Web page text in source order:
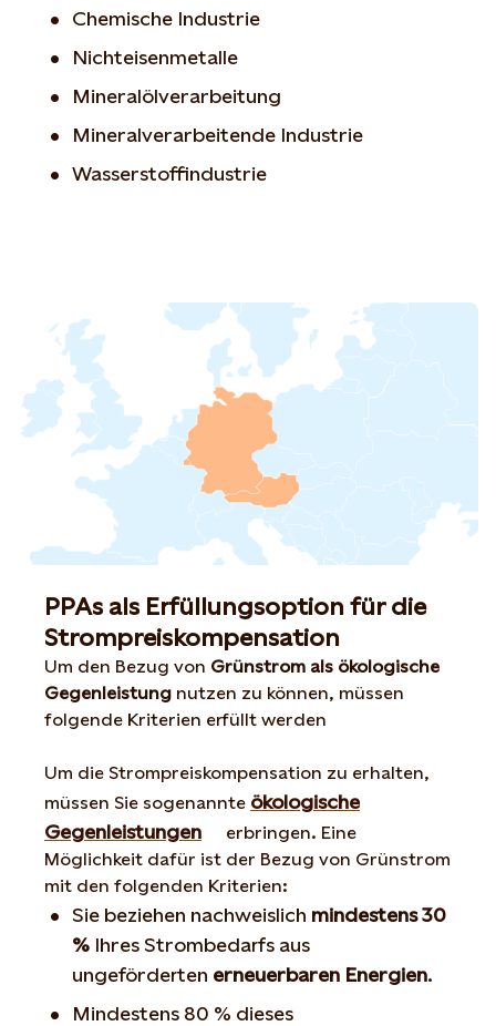
Chemische Industrie
Nichteisenmetalle
Mineralölverarbeitung
Mineralverarbeitende Industrie
Wasserstoffindustrie
PPAs als Erfüllungsoption für die
Strompreiskompensation
Um den Bezug von Grünstrom als ökologische
Gegenleistung nutzen zu können, müssen
folgende Kriterien erfüllt werden
Um die Strompreiskompensation zu erhalten,
müssen Sie sogenannte ökologische
Gegenleistungen
erbringen. Eine
Möglichkeit dafür ist der Bezug von Grünstrom
mit den folgenden Kriterien:
Sie beziehen nachweislich mindestens 30
% Ihres Strombedarfs aus
ungeförderten erneuerbaren Energien.
Mindestens 80 % dieses